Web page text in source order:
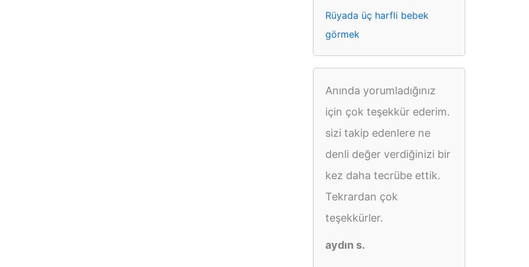
Rüyada üç harfli bebek
görmek
Anında yorumladığınız
için çok teşekkür ederim.
sizi takip edenlere ne
denli değer verdiğinizi bir
kez daha tecrübe ettik.
Tekrardan çok
teşekkürler.
aydın s.